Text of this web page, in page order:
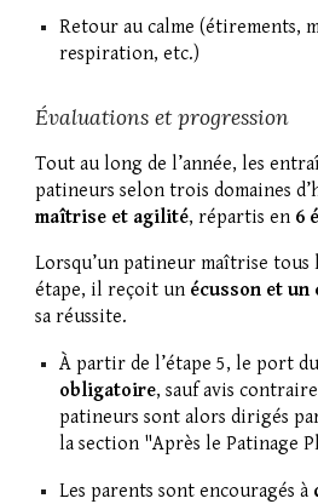
Retour au calme (étirements,
respiration, etc.)
Évaluations et progression
Tout au long de l’année, les
patineurs selon trois domaines
maîtrise et agilité, répartis en 6
Lorsqu’un patineur maîtrise tous
étape, il reçoit un écusson et
sa réussite.
À partir de l’étape 5, le port du
obligatoire, sauf avis
patineurs sont alors dirigés
la section "Après le Patinage
Les parents sont encouragés à